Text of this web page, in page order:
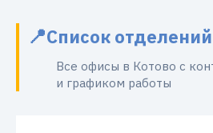
Список отделений
Все офисы в Котово с
и графиком работы